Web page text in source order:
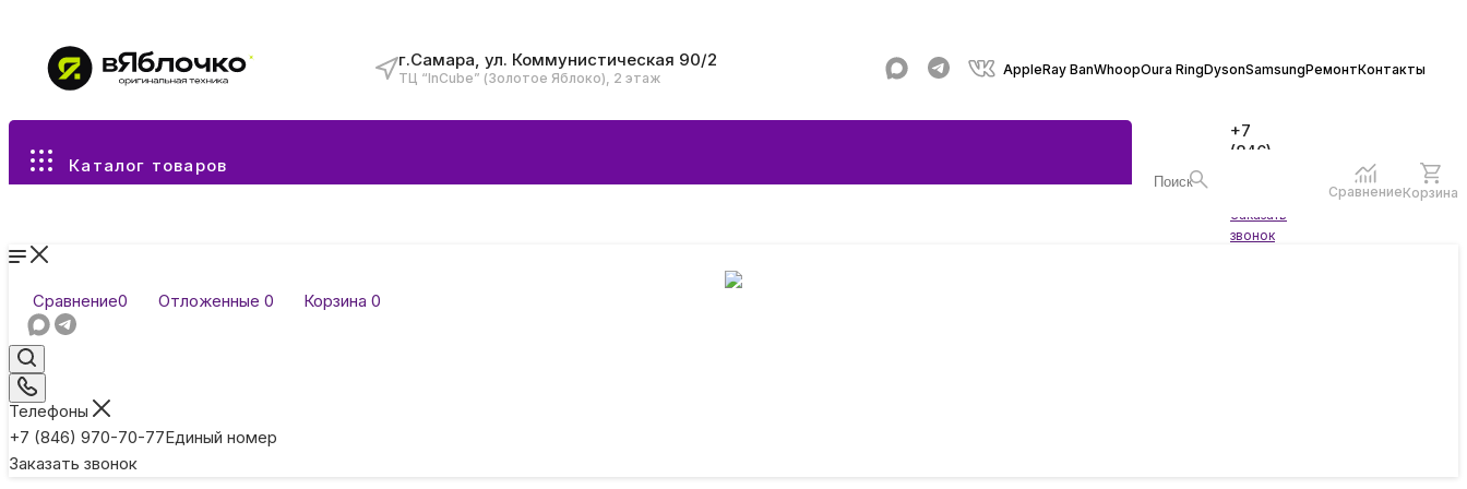
г.Самара, ул. Коммунистическая 90/2
ТЦ “InCube” (Золотое Яблоко), 2 этаж
AppleRay BanWhoopOura RingDysonSamsungРемонтКонтакты
Каталог товаров
+7
(846)
Заказать
звонок
СравнениеКорзина
Сравнение0 Отложенные 0 Корзина 0
Телефоны
+7 (846) 970-70-77Единый номер
Заказать звонок
Все разделы каталога